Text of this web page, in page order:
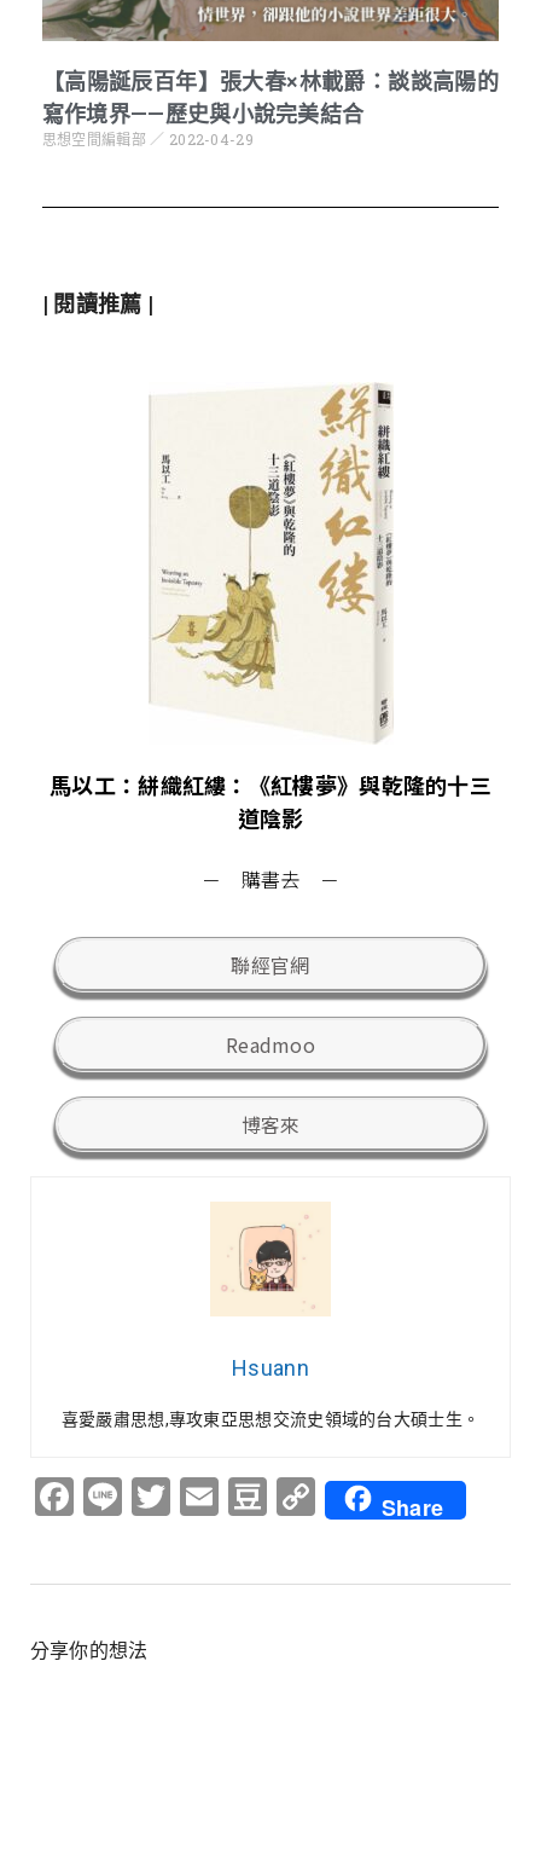
【高陽誕辰百年】張大春×林載爵：談談高陽的
寫作境界——歷史與小說完美結合
思想空間編輯部 2022-04-29
| 閱讀推薦 |
馬以工：絣織紅縷：《紅樓夢》與乾隆的十三
道陰影
－ 購書去 －
聯經官網
Readmoo
博客來
Hsuann
喜愛嚴肅思想,專攻東亞思想交流史領域的台大碩士生。
Facebook
LineTwitter
EmailDouban
Copy
Link
Share
分享你的想法